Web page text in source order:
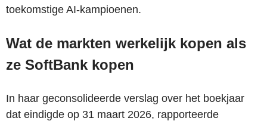
toekomstige AI-kampioenen.
Wat de markten werkelijk kopen als
ze SoftBank kopen
In haar geconsolideerde verslag over het boekjaar
dat eindigde op 31 maart 2026, rapporteerde